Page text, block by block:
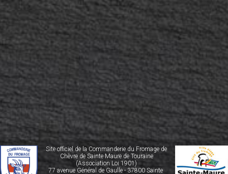
Site officiel de la Commanderie du Fromage de
Chèvre de Sainte Maure de Touraine
(Association Loi 1901)
77 avenue Général de Gaulle - 37800 Sainte